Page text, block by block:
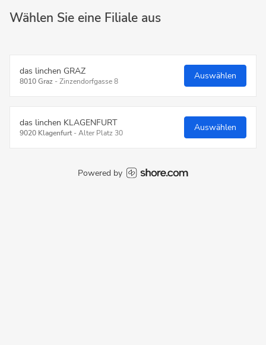
Wählen Sie eine Filiale aus
das linchen GRAZ
8010 Graz - Zinzendorfgasse 8 Auswählen
das linchen KLAGENFURT
9020 Klagenfurt- Alter Platz 30 Auswählen
Powered by